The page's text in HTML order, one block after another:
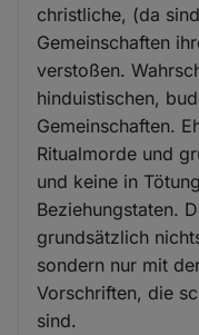
christliche, (da
Gemeinschaften
verstoßen.
hinduistischen,
Gemeinschaften.
Ritualmorde und
und keine in
Beziehungstaten.
grundsätzlich
sondern nur mit
Vorschriften, die
sind.